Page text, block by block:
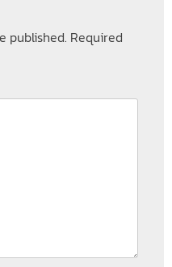
published. Required